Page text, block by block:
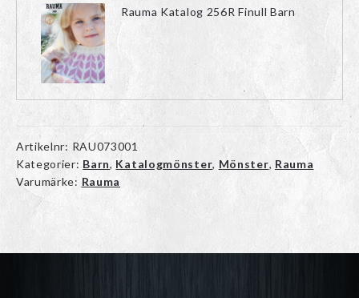
Rauma Katalog 256R Finull Barn
Artikelnr: RAU073001
Kategorier: Barn, Katalogmönster, Mönster, Rauma
Varumärke: Rauma